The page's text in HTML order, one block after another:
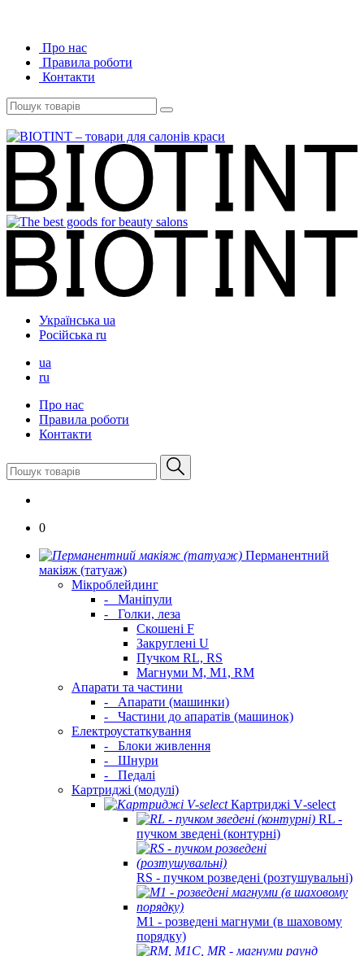
Про нас
Правила роботи
Контакти
Українська ua
Російська ru
ua
ru
Про нас
Правила роботи
Контакти
0
Перманентний
макіяж (татуаж)
Мікроблейдинг
-
Маніпули
-
Голки, леза
Скошені F
Закруглені U
Пучком RL, RS
Магнуми M, M1, RM
Апарати та частини
-
Апарати (машинки)
-
Частини до апаратів (машинок)
Електроустаткування
-
Блоки живлення
-
Шнури
-
Педалі
Картриджі (модулі)
Картриджі V‑select
RL -
пучком зведені (контурні)
RS - пучком розведені (розтушувальні)
M1 - розведені магнуми (в шаховому
порядку)